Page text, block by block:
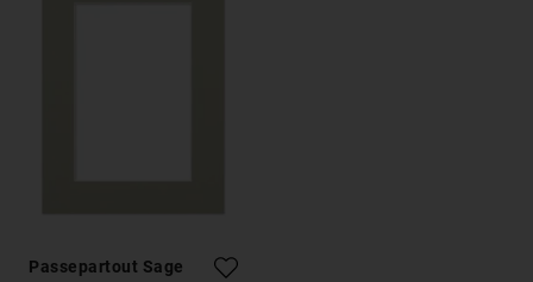
Passepartout Sage